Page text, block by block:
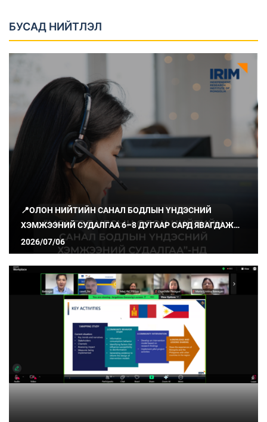
БУСАД НИЙТЛЭЛ
📍ОЛОН НИЙТИЙН САНАЛ БОДЛЫН ҮНДЭСНИЙ
ХЭМЖЭЭНИЙ СУДАЛГАА 6–8 ДУГААР САРД ЯВАГДАЖ
БАЙНА
2026/07/06